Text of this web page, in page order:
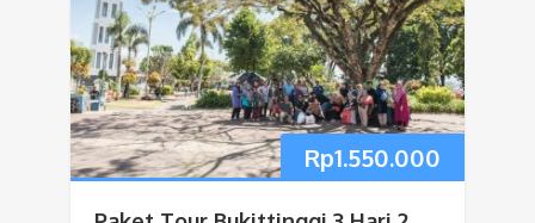
Rp1.550.000